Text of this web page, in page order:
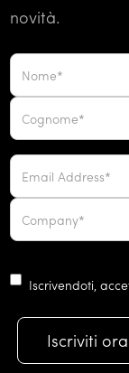
novità.
Iscrivendoti,